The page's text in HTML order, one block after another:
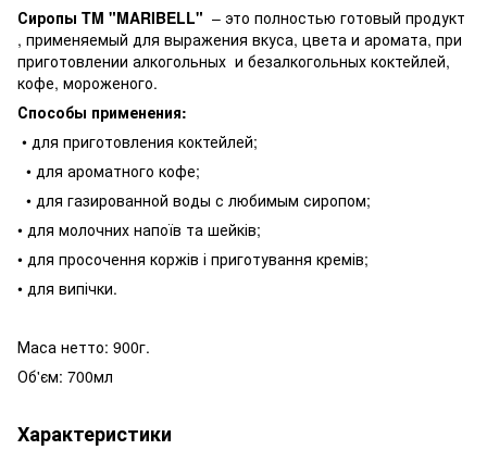
Сиропы TM "MARIBELL" – это полностью готовый продукт
, применяемый для выражения вкуса, цвета и аромата, при
приготовлении алкогольных и безалкогольных коктейлей,
кофе, мороженого.
Способы применения:
• для приготовления коктейлей;
• для ароматного кофе;
• для газированной воды с любимым сиропом;
• для молочних напоїв та шейків;
• для просочення коржів і приготування кремів;
• для випічки.
Маса нетто: 900г.
Об'єм: 700мл
Характеристики